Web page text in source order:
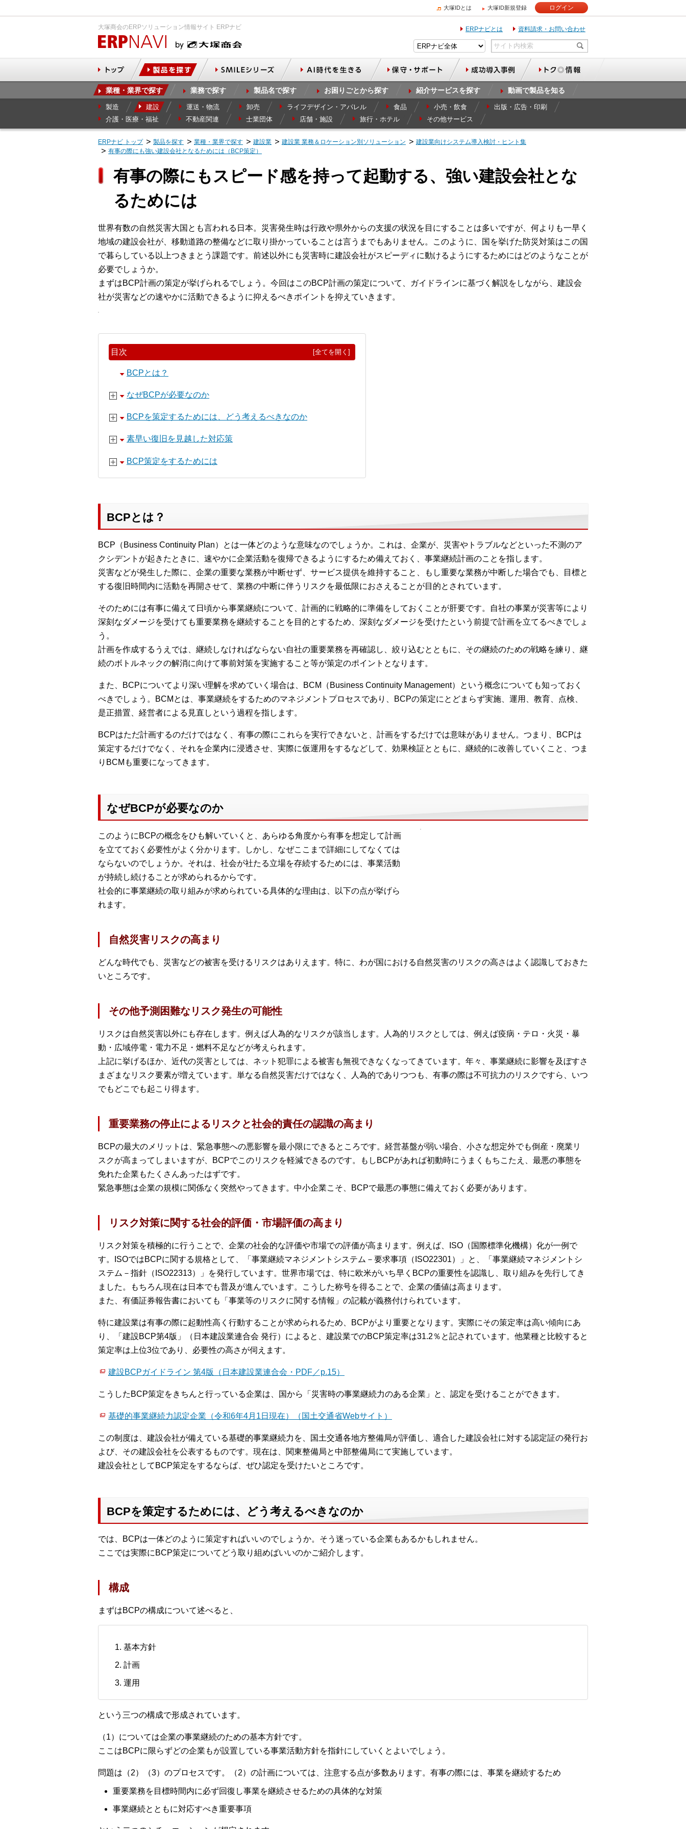
大塚IDとは 大塚ID新規登録 ログイン
大塚商会のERPソリューション情報サイト ERPナビ ERPナビとは 資料請求・お問い合わせ
業種・業界で探す 業務で探す 製品名で探す お困りごとから探す 紹介サービスを探す 動画で製品を知る
製造 建設 運送・物流 卸売 ライフデザイン・アパレル 食品 小売・飲食
出版・広告・印刷
介護・医療・福祉
不動産関連 士業団体 店舗・施設 旅行・ホテル その他サービス
ERPナビ トップ 製品を探す 業種・業界で探す 建設業 建設業 業務＆ロケーション別ソリューション
建設業向けシステム導入検討・ヒント集
有事の際にも強い建設会社となるためには（BCP策定）
有事の際にもスピード感を持って起動する、強い建設会社とな
るためには
世界有数の自然災害大国とも言われる日本。災害発生時は行政や県外からの支援の状況を目にすることは多いですが、何よりも一早く
地域の建設会社が、移動道路の整備などに取り掛かっていることは言うまでもありません。このように、国を挙げた防災対策はこの国
で暮らしている以上つきまとう課題です。前述以外にも災害時に建設会社がスピーディに動けるようにするためにはどのようなことが
必要でしょうか。
まずはBCP計画の策定が挙げられるでしょう。今回はこのBCP計画の策定について、ガイドラインに基づく解説をしながら、建設会
社が災害などの速やかに活動できるように抑えるべきポイントを抑えていきます。
目次 [全てを開く]
BCPとは？
なぜBCPが必要なのか
BCPを策定するためには、どう考えるべきなのか
素早い復旧を見越した対応策
BCP策定をするためには
BCPとは？
BCP（Business Continuity Plan）とは一体どのような意味なのでしょうか。これは、企業が、災害やトラブルなどといった不測のア
クシデントが起きたときに、速やかに企業活動を復帰できるようにするため備えておく、事業継続計画のことを指します。
災害などが発生した際に、企業の重要な業務が中断せず、サービス提供を維持すること、もし重要な業務が中断した場合でも、目標と
する復旧時間内に活動を再開させて、業務の中断に伴うリスクを最低限におさえることが目的とされています。
そのためには有事に備えて日頃から事業継続について、計画的に戦略的に準備をしておくことが肝要です。自社の事業が災害等により
深刻なダメージを受けても重要業務を継続することを目的とするため、深刻なダメージを受けたという前提で計画を立てるべきでしょ
う。
計画を作成するうえでは、継続しなければならない自社の重要業務を再確認し、絞り込むとともに、その継続のための戦略を練り、継
続のボトルネックの解消に向けて事前対策を実施すること等が策定のポイントとなります。
また、BCPについてより深い理解を求めていく場合は、BCM（Business Continuity Management）という概念についても知っておく
べきでしょう。BCMとは、事業継続をするためのマネジメントプロセスであり、BCPの策定にとどまらず実施、運用、教育、点検、
是正措置、経営者による見直しという過程を指します。
BCPはただ計画するのだけではなく、有事の際にこれらを実行できないと、計画をするだけでは意味がありません。つまり、BCPは
策定するだけでなく、それを企業内に浸透させ、実際に仮運用をするなどして、効果検証とともに、継続的に改善していくこと、つま
りBCMも重要になってきます。
なぜBCPが必要なのか
このようにBCPの概念をひも解いていくと、あらゆる角度から有事を想定して計画
を立てておく必要性がよく分かります。しかし、なぜここまで詳細にしてなくては
ならないのでしょうか。それは、社会が社たる立場を存続するためには、事業活動
が持続し続けることが求められるからです。
社会的に事業継続の取り組みが求められている具体的な理由は、以下の点が挙げら
れます。
自然災害リスクの高まり
どんな時代でも、災害などの被害を受けるリスクはありえます。特に、わが国における自然災害のリスクの高さはよく認識しておきた
いところです。
その他予測困難なリスク発生の可能性
リスクは自然災害以外にも存在します。例えば人為的なリスクが該当します。人為的リスクとしては、例えば疫病・テロ・火災・暴
動・広域停電・電力不足・燃料不足などが考えられます。
上記に挙げるほか、近代の災害としては、ネット犯罪による被害も無視できなくなってきています。年々、事業継続に影響を及ぼすさ
まざまなリスク要素が増えています。単なる自然災害だけではなく、人為的でありつつも、有事の際は不可抗力のリスクですら、いつ
でもどこでも起こり得ます。
重要業務の停止によるリスクと社会的責任の認識の高まり
BCPの最大のメリットは、緊急事態への悪影響を最小限にできるところです。経営基盤が弱い場合、小さな想定外でも倒産・廃業リ
スクが高まってしまいますが、BCPでこのリスクを軽減できるのです。もしBCPがあれば初動時にうまくもちこたえ、最悪の事態を
免れた企業もたくさんあったはずです。
緊急事態は企業の規模に関係なく突然やってきます。中小企業こそ、BCPで最悪の事態に備えておく必要があります。
リスク対策に関する社会的評価・市場評価の高まり
リスク対策を積極的に行うことで、企業の社会的な評価や市場での評価が高まります。例えば、ISO（国際標準化機構）化が一例で
す。ISOではBCPに関する規格として、「事業継続マネジメントシステム－要求事項（ISO22301）」と、「事業継続マネジメントシ
ステム－指針（ISO22313）」を発行しています。世界市場では、特に欧米がいち早くBCPの重要性を認識し、取り組みを先行してき
ました。もちろん現在は日本でも普及が進んでいます。こうした称号を得ることで、企業の価値は高まります。
また、有価証券報告書においても「事業等のリスクに関する情報」の記載が義務付けられています。
特に建設業は有事の際に起動性高く行動することが求められるため、BCPがより重要となります。実際にその策定率は高い傾向にあ
り、「建設BCP第4版」（日本建設業連合会 発行）によると、建設業でのBCP策定率は31.2％と記されています。他業種と比較すると
策定率は上位3位であり、必要性の高さが伺えます。
建設BCPガイドライン 第4版（日本建設業連合会・PDF／p.15）
こうしたBCP策定をきちんと行っている企業は、国から「災害時の事業継続力のある企業」と、認定を受けることができます。
基礎的事業継続力認定企業（令和6年4月1日現在）（国土交通省Webサイト）
この制度は、建設会社が備えている基礎的事業継続力を、国土交通各地方整備局が評価し、適合した建設会社に対する認定証の発行お
よび、その建設会社を公表するものです。現在は、関東整備局と中部整備局にて実施しています。
建設会社としてBCP策定をするならば、ぜひ認定を受けたいところです。
BCPを策定するためには、どう考えるべきなのか
では、BCPは一体どのように策定すればいいのでしょうか。そう迷っている企業もあるかもしれません。
ここでは実際にBCP策定についてどう取り組めばいいのかご紹介します。
構成
まずはBCPの構成について述べると、
基本方針
計画
運用
という三つの構成で形成されています。
（1）については企業の事業継続のための基本方針です。
ここはBCPに限らずどの企業もが設置している事業活動方針を指針にしていくとよいでしょう。
問題は（2）（3）のプロセスです。（2）の計画については、注意する点が多数あります。有事の際には、事業を継続するため
重要業務を目標時間内に必ず回復し事業を継続させるための具体的な対策
事業継続とともに対応すべき重要事項